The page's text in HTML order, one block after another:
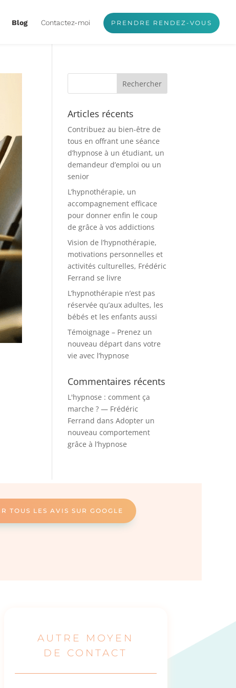
Blog Contactez-moi PRENDRE RENDEZ-VOUS
Articles récents
Contribuez au bien-être de
tous en offrant une séance
d’hypnose à un étudiant, un
demandeur d’emploi ou un
senior
L’hypnothérapie, un
accompagnement efficace
pour donner enfin le coup
de grâce à vos addictions
Vision de l’hypnothérapie,
motivations personnelles et
activités culturelles, Frédéric
Ferrand se livre
L’hypnothérapie n’est pas
réservée qu’aux adultes, les
bébés et les enfants aussi
Témoignage – Prenez un
nouveau départ dans votre
vie avec l’hypnose
Commentaires récents
L'hypnose : comment ça
marche ? — Frédéric
Ferrand dansAdopter un
nouveau comportement
grâce à l’hypnose
TOUS LES AVIS SUR GOOGLE
AUTRE MOYEN
DE CONTACT